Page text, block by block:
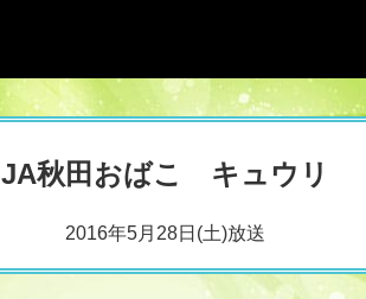
JA秋田おばこ キュウリ
2016年5月28日(土)放送